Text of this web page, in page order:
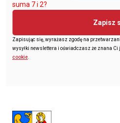
suma 7 i 2?
Zapisz
Zapisując się, wyrażasz zgodę na
wysyłki newslettera i oświadczasz że znana Ci
cookie.